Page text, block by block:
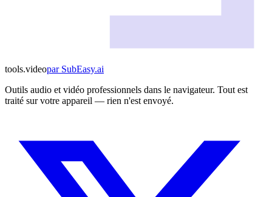
tools.videoparSubEasy.ai
Outils audio et vidéo professionnels dans le navigateur. Tout est
traité sur votre appareil — rien n'est envoyé.